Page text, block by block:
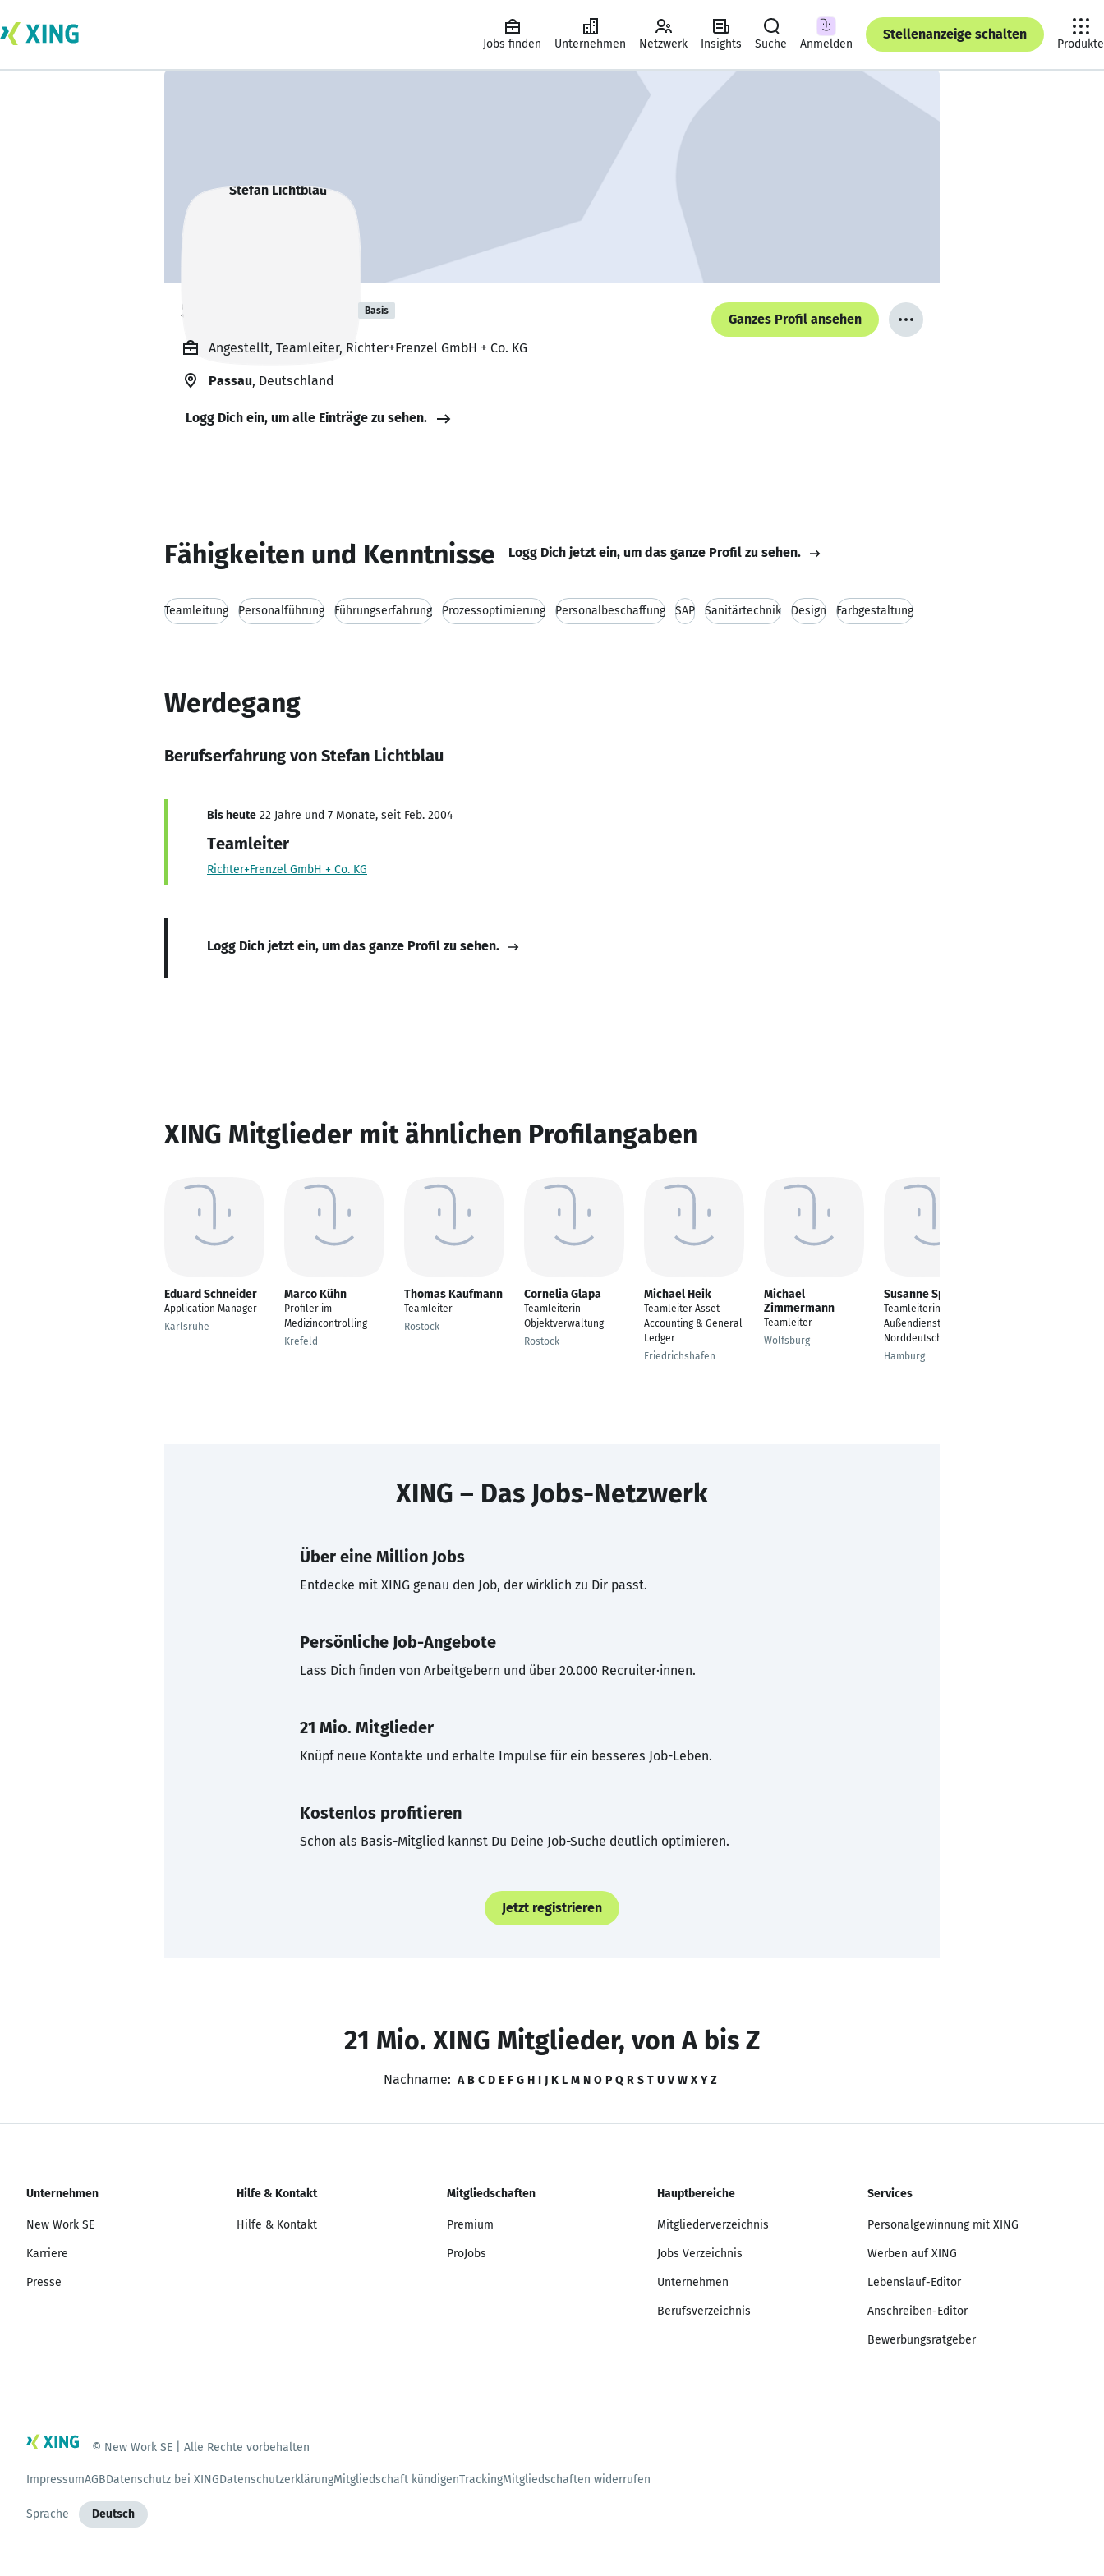
Jobs finden Unternehmen Netzwerk Insights Suche Anmelden
Stellenanzeige schalten
Produkte
Stefan Lichtblau Basis
Ganzes Profil ansehen
Angestellt, Teamleiter, Richter+Frenzel GmbH + Co. KG
Passau, Deutschland
Logg Dich ein, um alle Einträge zu sehen.
Fähigkeiten und Kenntnisse Logg Dich jetzt ein, um das ganze Profil zu sehen.
Teamleitung Personalführung Führungserfahrung Prozessoptimierung Personalbeschaffung SAP Sanitärtechnik Design Farbgestaltung
Werdegang
Berufserfahrung von Stefan Lichtblau
Bis heute 22 Jahre und 7 Monate, seit Feb. 2004
Teamleiter
Richter+Frenzel GmbH + Co. KG
Logg Dich jetzt ein, um das ganze Profil zu sehen.
XING Mitglieder mit ähnlichen Profilangaben
Eduard Schneider
Application Manager
Karlsruhe
Marco Kühn
Profiler im
Medizincontrolling
Krefeld
Thomas Kaufmann
Teamleiter
Rostock
Cornelia Glapa
Teamleiterin
Objektverwaltung
Rostock
Michael Heik
Teamleiter Asset
Accounting & General
Ledger
Friedrichshafen
Michael
Zimmermann
Teamleiter
Wolfsburg
Susanne Spindler
Teamleiterin
Außendienst
Norddeutschalnd
Hamburg
XING – Das Jobs-Netzwerk
Über eine Million Jobs
Entdecke mit XING genau den Job, der wirklich zu Dir passt.
Persönliche Job-Angebote
Lass Dich finden von Arbeitgebern und über 20.000 Recruiter·innen.
21 Mio. Mitglieder
Knüpf neue Kontakte und erhalte Impulse für ein besseres Job-Leben.
Kostenlos profitieren
Schon als Basis-Mitglied kannst Du Deine Job-Suche deutlich optimieren.
Jetzt registrieren
21 Mio. XING Mitglieder, von A bis Z
Nachname: A B C D E F G H I J K L M N O P Q R S T U V W X Y Z
Unternehmen
New Work SE
Karriere
Presse
Hilfe & Kontakt
Hilfe & Kontakt
Mitgliedschaften
Premium
ProJobs
Hauptbereiche
Mitgliederverzeichnis
Jobs Verzeichnis
Unternehmen
Berufsverzeichnis
Services
Personalgewinnung mit XING
Werben auf XING
Lebenslauf-Editor
Anschreiben-Editor
Bewerbungsratgeber
© New Work SE | Alle Rechte vorbehalten
ImpressumAGBDatenschutz bei XINGDatenschutzerklärungMitgliedschaft kündigenTrackingMitgliedschaften widerrufen
Sprache Deutsch